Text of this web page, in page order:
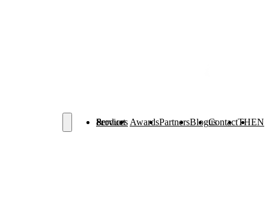
Services & Product AwardsPartnersBlogContact us THEN